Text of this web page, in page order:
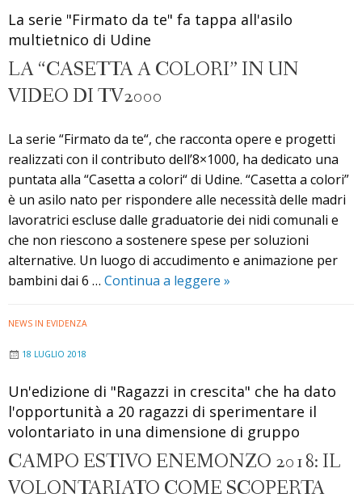
La serie "Firmato da te" fa tappa all'asilo
multietnico di Udine
LA “CASETTA A COLORI” IN UN
VIDEO DI TV2000
La serie “Firmato da te“, che racconta opere e progetti
realizzati con il contributo dell’8×1000, ha dedicato una
puntata alla “Casetta a colori“ di Udine. “Casetta a colori”
è un asilo nato per rispondere alle necessità delle madri
lavoratrici escluse dalle graduatorie dei nidi comunali e
che non riescono a sostenere spese per soluzioni
alternative. Un luogo di accudimento e animazione per
bambini dai 6 … Continua a leggere La
video
di
Tv2000
»
NEWS IN EVIDENZA
18 LUGLIO 2018
Un'edizione di "Ragazzi in crescita" che ha dato
l'opportunità a 20 ragazzi di sperimentare il
volontariato in una dimensione di gruppo
CAMPO ESTIVO ENEMONZO 2018: IL
VOLONTARIATO COME SCOPERTA